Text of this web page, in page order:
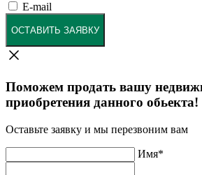
E-mail
ОСТАВИТЬ ЗАЯВКУ
Поможем продать вашу
приобретения данного обьекта!
Оставьте заявку и мы перезвоним вам
Имя*